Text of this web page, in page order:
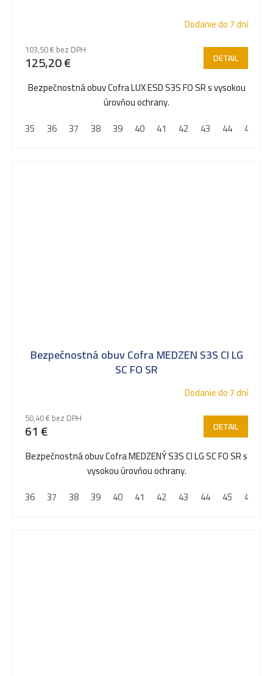
Dodanie do 7 dní
103,50 € bez DPH
125,20 € DETAIL
Bezpečnostná obuv Cofra LUX ESD S3S FO SR s vysokou
úrovňou ochrany.
35
36 37 38 39 40 41 42 43 44 45
Bezpečnostná obuv Cofra MEDZEN S3S CI LG
SC FO SR
Dodanie do 7 dní
50,40 € bez DPH
61 € DETAIL
Bezpečnostná obuv Cofra MEDZENÝ S3S CI LG SC FO SR s
vysokou úrovňou ochrany.
36
37 38 39 40 41 42 43 44 45 46